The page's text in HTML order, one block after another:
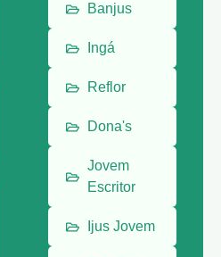
Banjus
Ingá
Reflor
Dona's
Jovem
Escritor
Ijus Jovem